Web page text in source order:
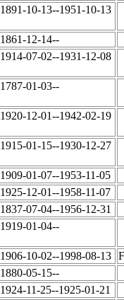
1891-10-13--1951-10-13
1861-12-14--
1914-07-02--1931-12-08
1787-01-03--
1920-12-01--1942-02-19
1915-01-15--1930-12-27
1909-01-07--1953-11-05
1925-12-01--1958-11-07
1837-07-04--1956-12-31
1919-01-04--
1906-10-02--1998-08-13
1880-05-15--
1924-11-25--1925-01-21